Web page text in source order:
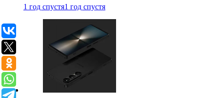
1 год спустя1 год спустя